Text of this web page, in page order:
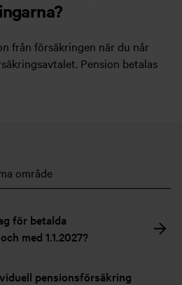
från försäkringen när du når
Pension betalas
område
för betalda
med 1.1.2027?
pensionsförsäkring